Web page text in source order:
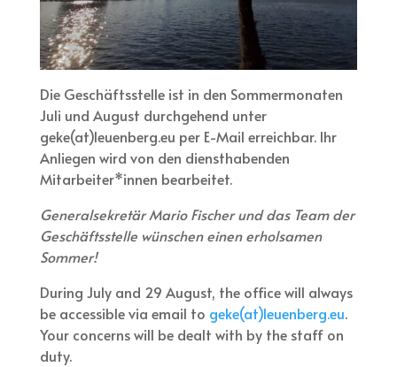
Die Geschäftsstelle ist in den Sommermonaten
Juli und August durchgehend unter
geke(at)leuenberg.eu per E-Mail erreichbar. Ihr
Anliegen wird von den diensthabenden
Mitarbeiter*innen bearbeitet.
Generalsekretär Mario Fischer und das Team der
Geschäftsstelle wünschen einen erholsamen
Sommer!
During July and 29 August, the office will always
be accessible via email to geke(at)leuenberg.eu.
Your concerns will be dealt with by the staff on
duty.